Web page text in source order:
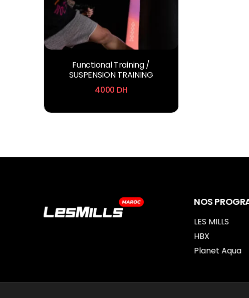
Functional Training /
SUSPENSION TRAINING
4000 DH
NOS
LES MILLS
HBX
Planet Aqua